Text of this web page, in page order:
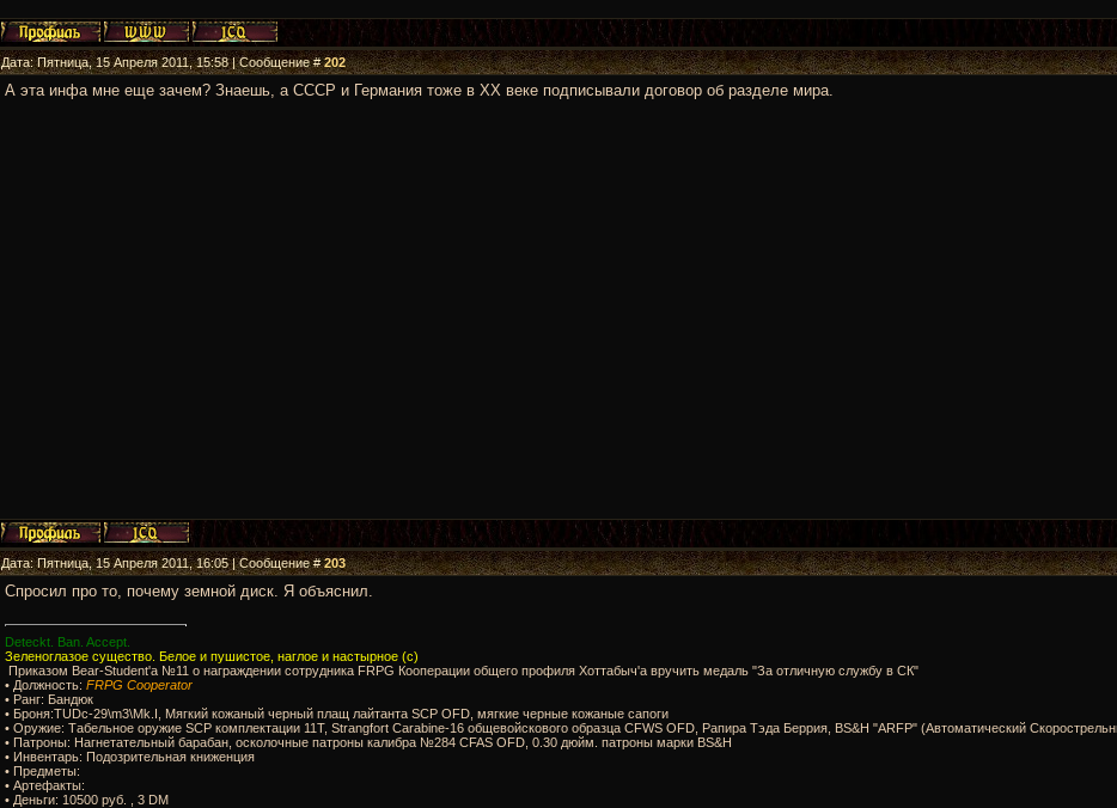
Дата: Пятница, 15 Апреля 2011, 15:58 | Сообщение #202
А эта инфа мне еще зачем? Знаешь, а СССР и Германия тоже в ХХ веке подписывали договор об разделе мира.
Дата: Пятница, 15 Апреля 2011, 16:05 | Сообщение #203
Спросил про то, почему земной диск. Я объяснил.
Deteckt. Ban. Accept.
Зеленоглазое существо. Белое и пушистое, наглое и настырное (с)
Приказом Bear-Student'a №11 о награждении сотрудника FRPG Кооперации общего профиля Хoттабыч'а вручить медаль "За отличную службу в СК"
• Должность: FRPG Cooperator
• Ранг: Бандюк
• Броня:TUDc-29\m3\Mk.I, Мягкий кожаный черный плащ лайтанта SCP OFD, мягкие черные кожаные сапоги
• Оружие: Табельное оружие SCP комплектации 11Т, Strangfort Carabine-16 общевойскового образца CFWS OFD, Рапира Тэда Беррия, BS&H "ARFP" (Автоматический
• Патроны: Нагнетательный барабан, осколочные патроны калибра №284 CFAS OFD, 0.30 дюйм. патроны марки BS&H
• Инвентарь: Подозрительная книженция
• Предметы:
• Артефакты:
• Деньги: 10500 руб. , 3 DM